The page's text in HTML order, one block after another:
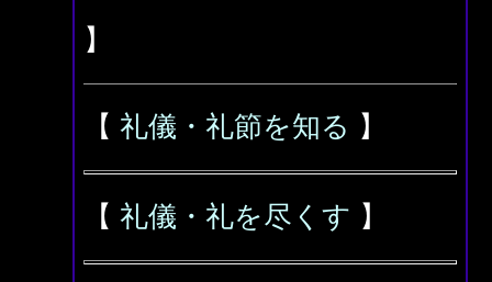
】
【 礼儀・礼節を知る 】
【 礼儀・礼を尽くす 】